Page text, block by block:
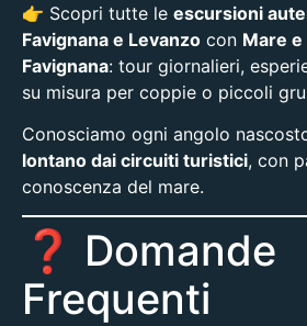
👉 Scopri tutte le escursioni
Favignana e Levanzo con Mare
Favignana: tour giornalieri,
su misura per coppie o piccoli
Conosciamo ogni angolo
lontano dai circuiti turistici, con
conoscenza del mare.
❓ Domande
Frequenti